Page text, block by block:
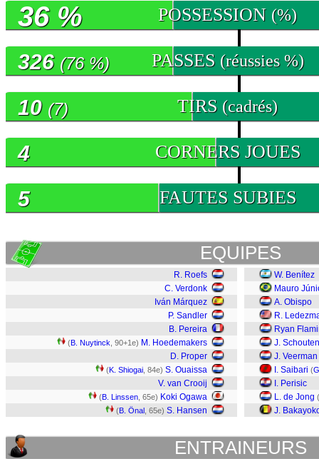
POSSESSION (%)
36 %
PASSES (réussies %)
326 (76 %)
TIRS (cadrés)
10 (7)
CORNERS JOUES
4
FAUTES SUBIES
5
EQUIPES
R. Roefs
C. Verdonk
Iván Márquez
P. Sandler
B. Pereira
(B. Nuytinck , 90+1e) M. Hoedemakers
D. Proper
(K. Shiogai , 84e) S. Ouaissa
V. van Crooij
(B. Linssen , 65e) Koki Ogawa
(B. Önal , 65e) S. Hansen
W. Benítez
Mauro
A. Obispo
R.
Ryan
J. Schouten
J. Veerman
I. Saibari (
I. Perisic
L. de Jong (
J.
ENTRAINEURS